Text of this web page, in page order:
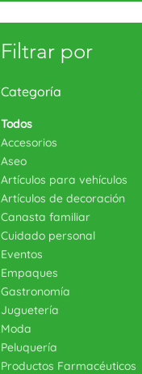
Filtrar por
Categoría
Todos
Accesorios
Aseo
Artículos para vehículos
Artículos de decoración
Canasta familiar
Cuidado personal
Eventos
Empaques
Gastronomía
Juguetería
Moda
Peluquería
Productos Farmacéuticos